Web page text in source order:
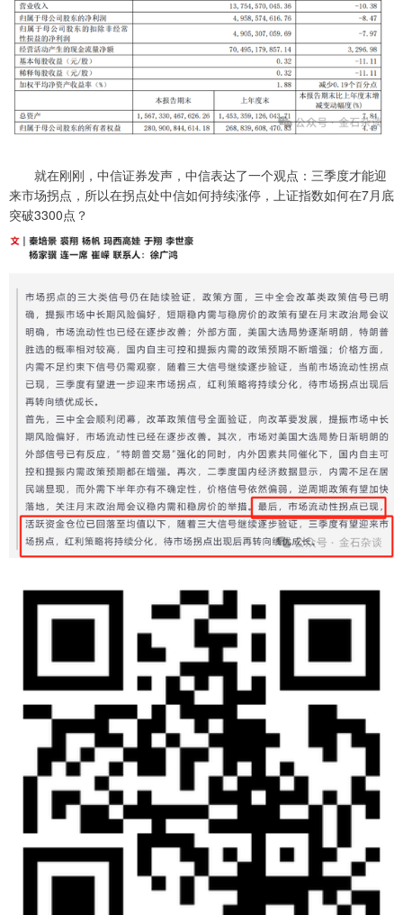
就在刚刚，中信证券发声，中信表达了一个观点：三季度才能迎
来市场拐点，所以在拐点处中信如何持续涨停，上证指数如何在7月底
突破3300点？